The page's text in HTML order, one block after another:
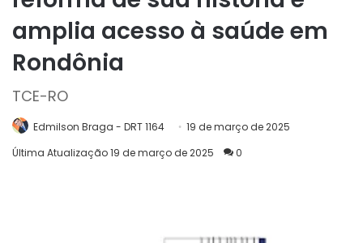
amplia acesso à saúde em
Rondônia
TCE-RO
Edmilson Braga - DRT 1164
19 de março de 2025
Última Atualização 19 de março de 2025
0